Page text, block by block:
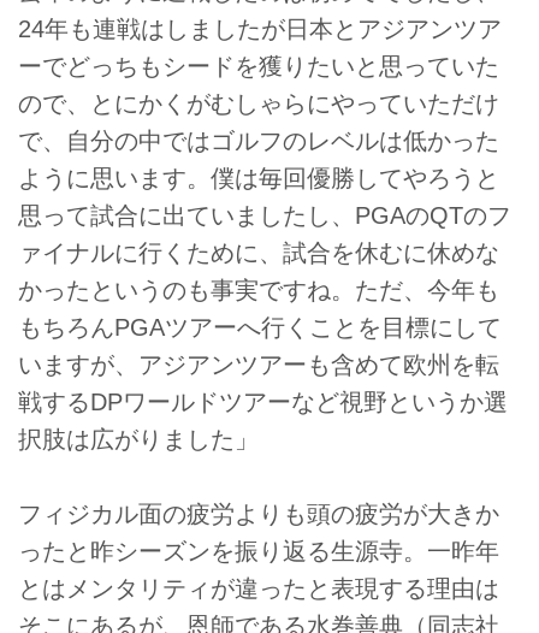
24年も連戦はしましたが日本とアジアンツア
ーでどっちもシードを獲りたいと思っていた
ので、とにかくがむしゃらにやっていただけ
で、自分の中ではゴルフのレベルは低かった
ように思います。僕は毎回優勝してやろうと
思って試合に出ていましたし、PGAのQTのフ
ァイナルに行くために、試合を休むに休めな
かったというのも事実ですね。ただ、今年も
もちろんPGAツアーへ行くことを目標にして
いますが、アジアンツアーも含めて欧州を転
戦するDPワールドツアーなど視野というか選
択肢は広がりました」
フィジカル面の疲労よりも頭の疲労が大きか
ったと昨シーズンを振り返る生源寺。一昨年
とはメンタリティが違ったと表現する理由は
そこにあるが、恩師である水巻善典（同志社